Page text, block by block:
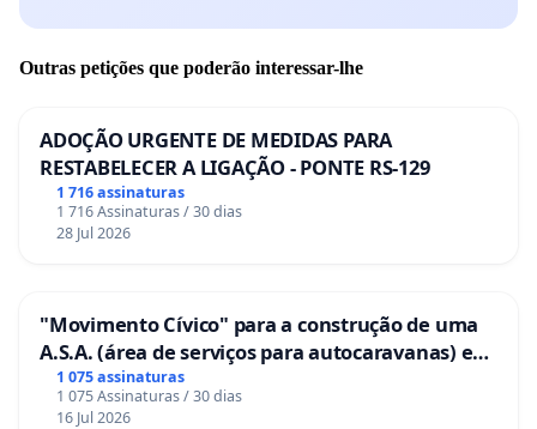
Outras petições que poderão interessar-lhe
ADOÇÃO URGENTE DE MEDIDAS PARA
RESTABELECER A LIGAÇÃO - PONTE RS-129
1 716 assinaturas
1 716 Assinaturas / 30 dias
28 Jul 2026
"Movimento Cívico" para a construção de uma
A.S.A. (área de serviços para autocaravanas) em
Coimbra
1 075 assinaturas
1 075 Assinaturas / 30 dias
16 Jul 2026